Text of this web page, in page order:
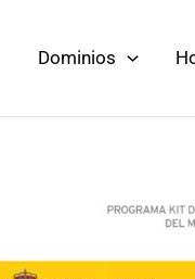
Dominios